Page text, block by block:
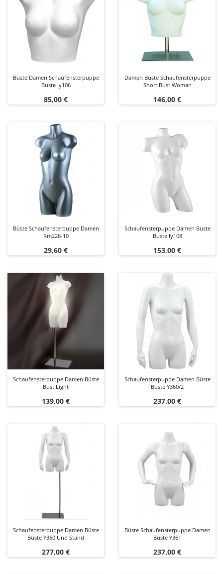
Büste Damen Schaufensterpuppe
Buste Iy106
Preis
85,00 €
Damen Büste Schaufensterpuppe
Short Bust Woman
Preis
146,00 €
Büste Schaufensterpuppe Damen
Rm226-10
Preis
29,60 €
Schaufensterpuppe Damen Büste
Buste Iy108
Preis
153,00 €
Schaufensterpuppe Damen Büste
Bust Light
Preis
139,00 €
Schaufensterpuppe Damen Büste
Buste Y360/2
Preis
237,00 €
Schaufensterpuppe Damen Büste
Buste Y360 Und Stand
Preis
277,00 €
Büste Schaufensterpuppe Damen
Buste Y361
Preis
237,00 €